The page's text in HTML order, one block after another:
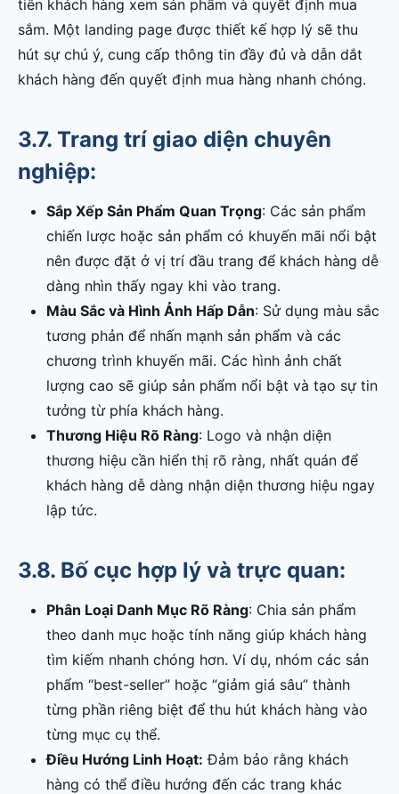
tiên khách hàng xem sản phẩm và quyết định mua
sắm. Một landing page được thiết kế hợp lý sẽ thu
hút sự chú ý, cung cấp thông tin đầy đủ và dẫn dắt
khách hàng đến quyết định mua hàng nhanh chóng.
3.7. Trang trí giao diện chuyên
nghiệp:
Sắp Xếp Sản Phẩm Quan Trọng: Các sản phẩm
chiến lược hoặc sản phẩm có khuyến mãi nổi bật
nên được đặt ở vị trí đầu trang để khách hàng dễ
dàng nhìn thấy ngay khi vào trang.
Màu Sắc và Hình Ảnh Hấp Dẫn: Sử dụng màu sắc
tương phản để nhấn mạnh sản phẩm và các
chương trình khuyến mãi. Các hình ảnh chất
lượng cao sẽ giúp sản phẩm nổi bật và tạo sự tin
tưởng từ phía khách hàng.
Thương Hiệu Rõ Ràng: Logo và nhận diện
thương hiệu cần hiển thị rõ ràng, nhất quán để
khách hàng dễ dàng nhận diện thương hiệu ngay
lập tức.
3.8. Bố cục hợp lý và trực quan:
Phân Loại Danh Mục Rõ Ràng: Chia sản phẩm
theo danh mục hoặc tính năng giúp khách hàng
tìm kiếm nhanh chóng hơn. Ví dụ, nhóm các sản
phẩm “best-seller” hoặc “giảm giá sâu” thành
từng phần riêng biệt để thu hút khách hàng vào
từng mục cụ thể.
Điều Hướng Linh Hoạt: Đảm bảo rằng khách
hàng có thể điều hướng đến các trang khác